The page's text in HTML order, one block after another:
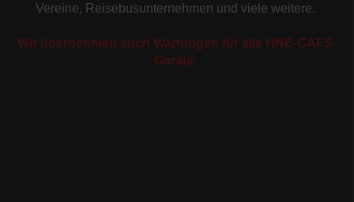
Vereine, Reisebusunternehmen und viele weitere.
Wir übernehmen auch Wartungen für alle HNE-CAFS
Geräte.